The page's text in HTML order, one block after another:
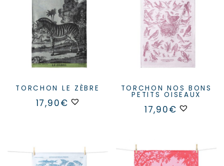
TORCHON LE ZÈBRE
17,90€
TORCHON NOS BONS
PETITS OISEAUX
17,90€